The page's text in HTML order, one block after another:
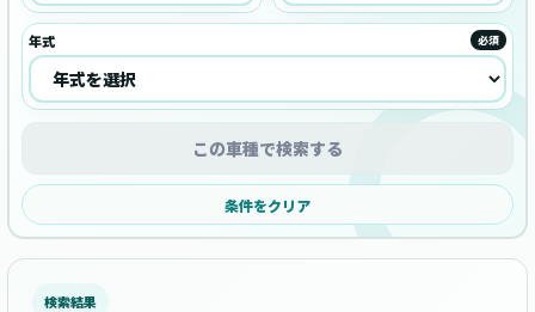
年式 必須
この車種で検索する
条件をクリア
検索結果